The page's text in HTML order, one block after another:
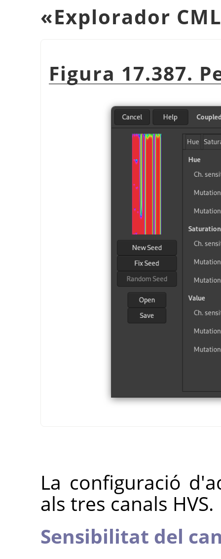
«Explorador
Figura 17.387.
La configuració
als tres canals HVS.
Sensibilitat del